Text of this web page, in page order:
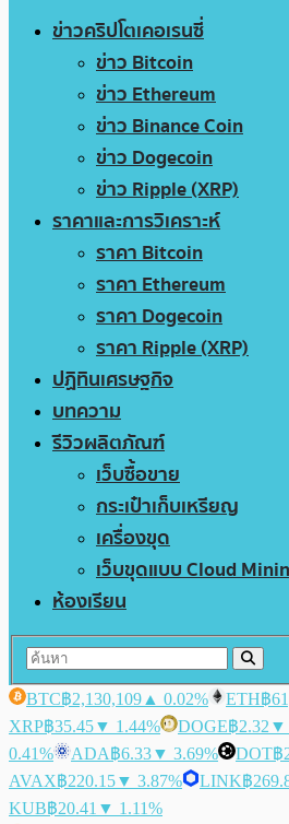
ข่าวคริปโตเคอเรนซี่
ข่าว Bitcoin
ข่าว Ethereum
ข่าว Binance Coin
ข่าว Dogecoin
ข่าว Ripple (XRP)
ราคาและการวิเคราะห์
ราคา Bitcoin
ราคา Ethereum
ราคา Dogecoin
ราคา Ripple (XRP)
ปฏิทินเศรษฐกิจ
บทความ
รีวิวผลิตภัณฑ์
เว็บซื้อขาย
กระเป๋าเก็บเหรียญ
เครื่องขุด
เว็บขุดแบบ Cloud
ห้องเรียน
BTC฿2,130,109 ▲ 0.02% ETH฿
XRP฿35.45▼ 1.44% DOGE฿2.32 ▼
0.41%
ADA฿6.33▼ 3.69% DOT฿
AVAX฿220.15▼ 3.87% LINK฿
KUB฿20.41 ▼ 1.11%